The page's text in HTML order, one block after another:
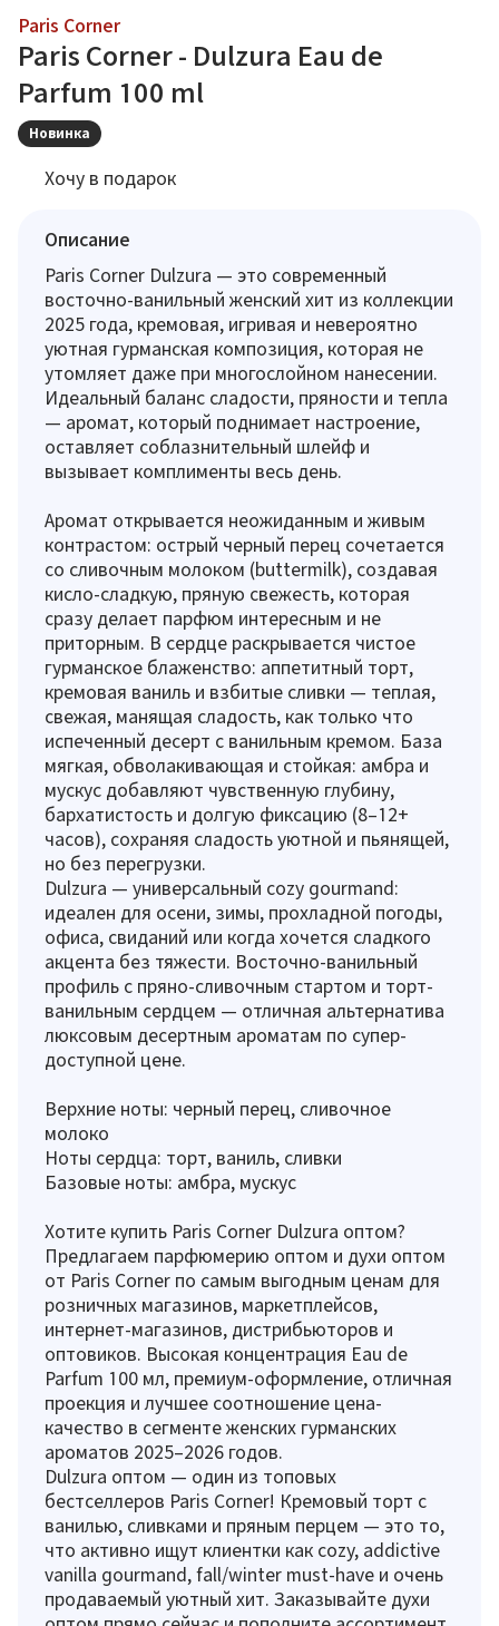
Paris Corner
Paris Corner - Dulzura Eau de
Parfum 100 ml
Новинка
Хочу в подарок
Описание
Paris Corner Dulzura — это современный
восточно-ванильный женский хит из коллекции
2025 года, кремовая, игривая и невероятно
уютная гурманская композиция, которая не
утомляет даже при многослойном нанесении.
Идеальный баланс сладости, пряности и тепла
— аромат, который поднимает настроение,
оставляет соблазнительный шлейф и
вызывает комплименты весь день.
Аромат открывается неожиданным и живым
контрастом: острый черный перец сочетается
со сливочным молоком (buttermilk), создавая
кисло-сладкую, пряную свежесть, которая
сразу делает парфюм интересным и не
приторным. В сердце раскрывается чистое
гурманское блаженство: аппетитный торт,
кремовая ваниль и взбитые сливки — теплая,
свежая, манящая сладость, как только что
испеченный десерт с ванильным кремом. База
мягкая, обволакивающая и стойкая: амбра и
мускус добавляют чувственную глубину,
бархатистость и долгую фиксацию (8–12+
часов), сохраняя сладость уютной и пьянящей,
но без перегрузки.
Dulzura — универсальный cozy gourmand:
идеален для осени, зимы, прохладной погоды,
офиса, свиданий или когда хочется сладкого
акцента без тяжести. Восточно-ванильный
профиль с пряно-сливочным стартом и торт-
ванильным сердцем — отличная альтернатива
люксовым десертным ароматам по супер-
доступной цене.
Верхние ноты: черный перец, сливочное
молоко
Ноты сердца: торт, ваниль, сливки
Базовые ноты: амбра, мускус
Хотите купить Paris Corner Dulzura оптом?
Предлагаем парфюмерию оптом и духи оптом
от Paris Corner по самым выгодным ценам для
розничных магазинов, маркетплейсов,
интернет-магазинов, дистрибьюторов и
оптовиков. Высокая концентрация Eau de
Parfum 100 мл, премиум-оформление, отличная
проекция и лучшее соотношение цена-
качество в сегменте женских гурманских
ароматов 2025–2026 годов.
Dulzura оптом — один из топовых
бестселлеров Paris Corner! Кремовый торт с
ванилью, сливками и пряным перцем — это то,
что активно ищут клиентки как cozy, addictive
vanilla gourmand, fall/winter must-have и очень
продаваемый уютный хит. Заказывайте духи